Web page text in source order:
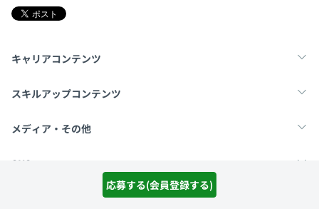
応募する(会員登録する)
キャリアコンテンツ
転職・キャリア
スキルアップコンテンツ
学習
メディア・その他
Tech Team Journal
SNS
Facebook